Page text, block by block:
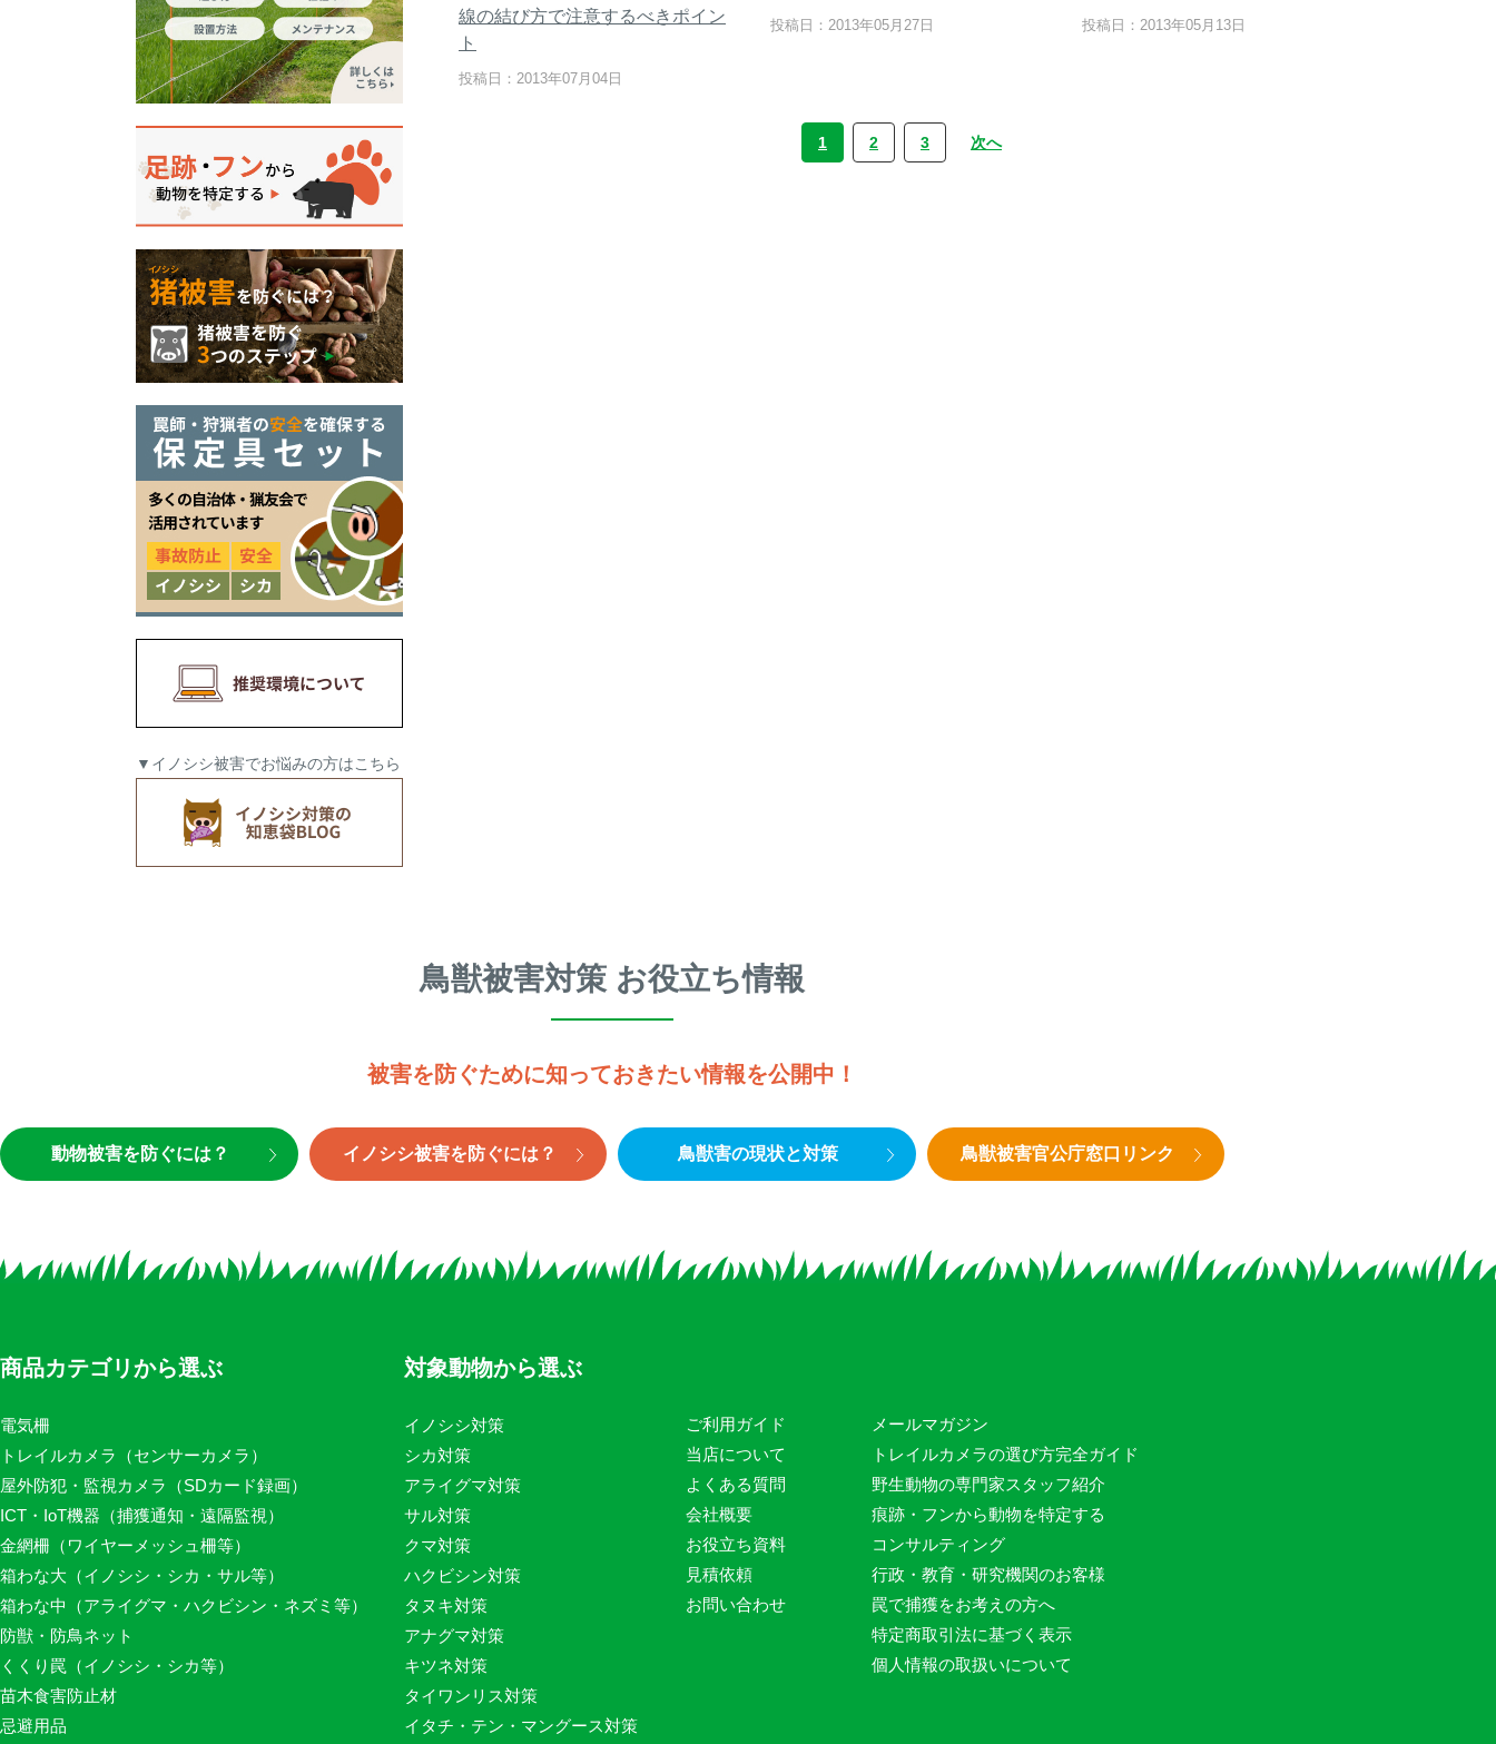
▼イノシシ被害でお悩みの方はこちら
線の結び方で注意するべきポイン
ト
投稿日：2013年07月04日
投稿日：2013年05月27日 投稿日：2013年05月13日
1 2 3 次へ
鳥獣被害対策 お役立ち情報
被害を防ぐために知っておきたい情報を公開中！
動物被害を防ぐには？ イノシシ被害を防ぐには？ 鳥獣害の現状と対策 鳥獣被害官公庁窓口リンク
商品カテゴリから選ぶ
電気柵
トレイルカメラ（センサーカメラ）
屋外防犯・監視カメラ（SDカード録画）
ICT・IoT機器（捕獲通知・遠隔監視）
金網柵（ワイヤーメッシュ柵等）
箱わな大（イノシシ・シカ・サル等）
箱わな中（アライグマ・ハクビシン・ネズミ等）
防獣・防鳥ネット
くくり罠（イノシシ・シカ等）
苗木食害防止材
忌避用品
対象動物から選ぶ
イノシシ対策
シカ対策
アライグマ対策
サル対策
クマ対策
ハクビシン対策
タヌキ対策
アナグマ対策
キツネ対策
タイワンリス対策
イタチ・テン・マングース対策
ご利用ガイド
当店について
よくある質問
会社概要
お役立ち資料
見積依頼
お問い合わせ
メールマガジン
トレイルカメラの選び方完全ガイド
野生動物の専門家スタッフ紹介
痕跡・フンから動物を特定する
コンサルティング
行政・教育・研究機関のお客様
罠で捕獲をお考えの方へ
特定商取引法に基づく表示
個人情報の取扱いについて